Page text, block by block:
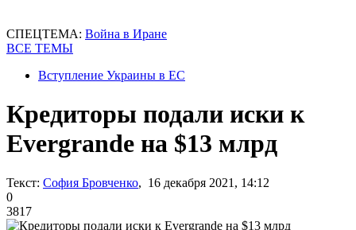
СПЕЦТЕМА: Война в Иране
ВСЕ ТЕМЫ
Вступление Украины в ЕС
Кредиторы подали иски к
Evergrande на $13 млрд
Текст: София Бровченко, 16 декабря 2021, 14:12
0
3817